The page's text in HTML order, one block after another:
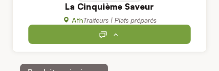
La Cinquième Saveur
AthTraiteurs | Plats préparés